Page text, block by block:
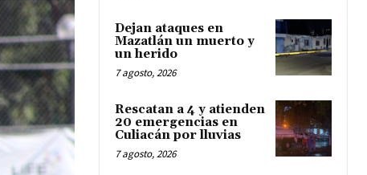
Dejan ataques en
Mazatlán un muerto y
un herido
7 agosto, 2026
Rescatan a 4 y atienden
20 emergencias en
Culiacán por lluvias
7 agosto, 2026